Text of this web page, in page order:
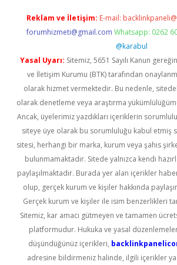
Reklam ve İletişim: E-mail:
forumhizmeti@gmail.com Whatsapp: 0262
@karabul
Yasal Uyarı: Sitemiz, 5651 Sayılı Kanun
ve İletişim Kurumu (BTK) tarafından
olarak hizmet vermektedir. Bu nedenle,
olarak denetleme veya araştırma
Ancak, üyelerimiz yazdıkları içeriklerin
siteye üye olarak bu sorumluluğu kabul etmiş
sitesi, herhangi bir marka, kurum veya şahıs
bulunmamaktadır. Sitede yalnızca kendi
paylaşılmaktadır. Burada yer alan içerikler
olup, gerçek kurum ve kişiler hakkında
Gerçek kurum ve kişiler ile isim benzerlikleri
Sitemiz, kar amacı gütmeyen ve tamamen
platformudur. Hukuka ve yasal
düşündüğünüz içerikleri,
adresine bildirmeniz halinde, ilgili içerikler